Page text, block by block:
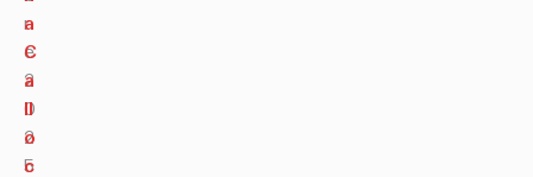
r
e
2
0
2
5
a
C
a
ll
o
c